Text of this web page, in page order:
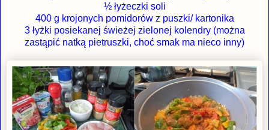
½ łyżeczki soli
400 g krojonych pomidorów z puszki/ kartonika
3 łyżki posiekanej świeżej zielonej kolendry (można
zastąpić natką pietruszki, choć smak ma nieco inny)